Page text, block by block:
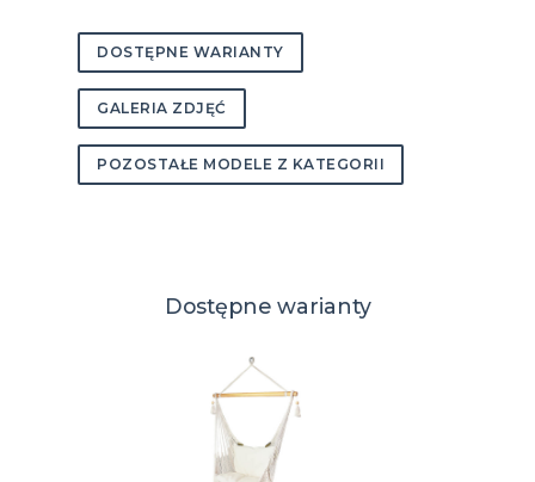
DOSTĘPNE WARIANTY
GALERIA ZDJĘĆ
POZOSTAŁE MODELE Z KATEGORII
Dostępne warianty